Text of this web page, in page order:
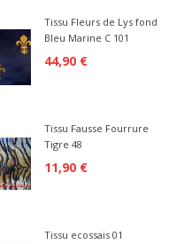
Tissu Fleurs de Lys fond
Bleu Marine C 101
44,90 €
Tissu Fausse Fourrure
Tigre 48
11,90 €
Tissu ecossais 01